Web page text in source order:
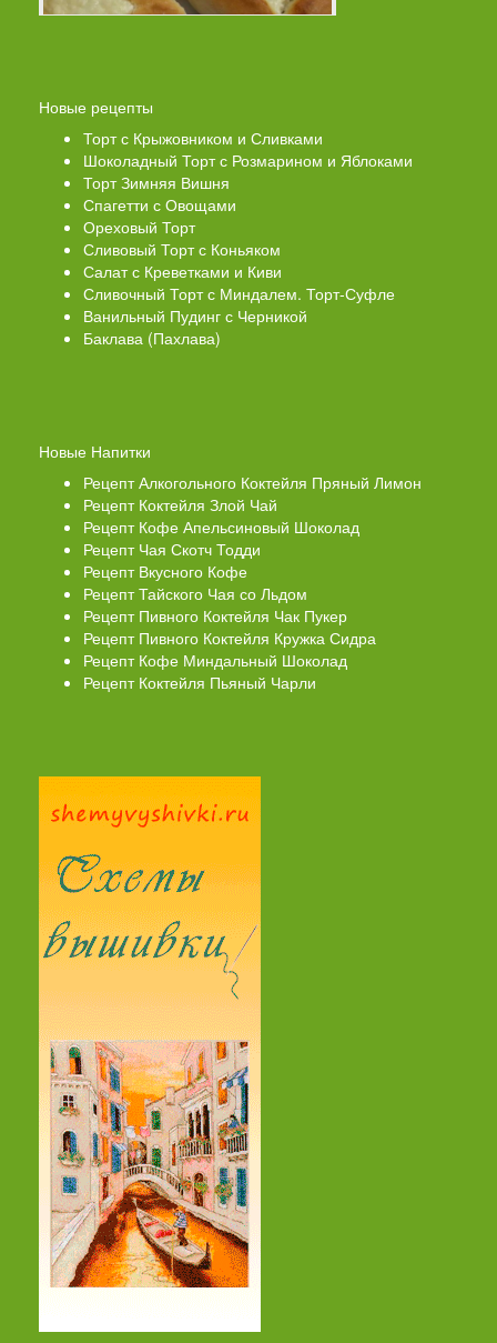
Новые рецепты
Торт с Крыжовником и Сливками
Шоколадный Торт с Розмарином и Яблоками
Торт Зимняя Вишня
Спагетти с Овощами
Ореховый Торт
Сливовый Торт с Коньяком
Салат с Креветками и Киви
Сливочный Торт с Миндалем. Торт-Суфле
Ванильный Пудинг с Черникой
Баклава (Пахлава)
Новые Напитки
Рецепт Алкогольного Коктейля Пряный Лимон
Рецепт Коктейля Злой Чай
Рецепт Кофе Апельсиновый Шоколад
Рецепт Чая Скотч Тодди
Рецепт Вкусного Кофе
Рецепт Тайского Чая со Льдом
Рецепт Пивного Коктейля Чак Пукер
Рецепт Пивного Коктейля Кружка Сидра
Рецепт Кофе Миндальный Шоколад
Рецепт Коктейля Пьяный Чарли